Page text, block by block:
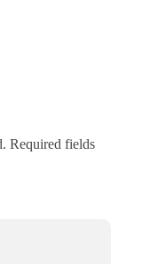
Required fields